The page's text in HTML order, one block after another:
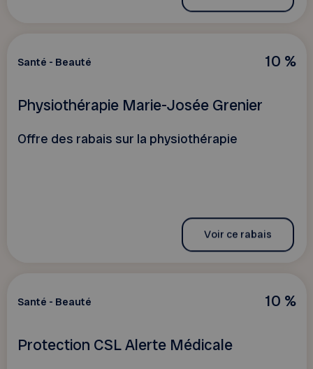
10 %
Santé - Beauté
Physiothérapie Marie-Josée Grenier
Offre des rabais sur la physiothérapie
Voir ce rabais
10 %
Santé - Beauté
Protection CSL Alerte Médicale